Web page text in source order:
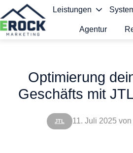
Leistungen
Agentur
JTL
Optimierung
Geschäfts mit
11. Juli 2025 von